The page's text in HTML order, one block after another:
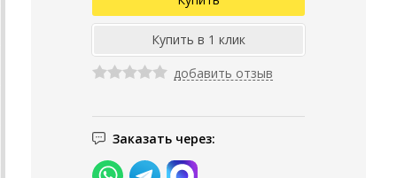
добавить отзыв
Заказать через: